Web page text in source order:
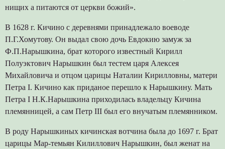
нищих а питаются от церкви божий».
В 1628 г. Кичино с деревнями принадлежало воеводе
П.Г.Хомутову. Он выдал свою дочь Евдокию замуж за
Ф.П.Нарышкина, брат которого известный Кирилл
Полуэктович Нарышкин был тестем царя Алексея
Михайловича и отцом царицы Наталии Кирилловны, матери
Петра I. Кичино как приданое перешло к Нарышкину. Мать
Петра I Н.К.Нарышкина приходилась владельцу Кичина
племянницей, а сам Петр III был его внучатым племянником.
В роду Нарышкиных кичинская вотчина была до 1697 г. Брат
царицы Мар-темьян Килиллович Нарышкин, был женат на